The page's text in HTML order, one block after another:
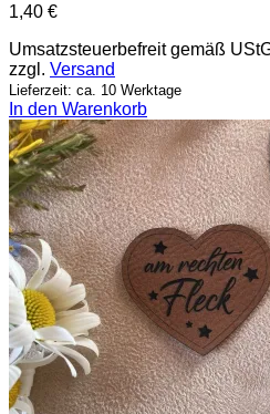
1,40 €
Umsatzsteuerbefreit gemäß
zzgl. Versand
Lieferzeit: ca. 10 Werktage
In den Warenkorb